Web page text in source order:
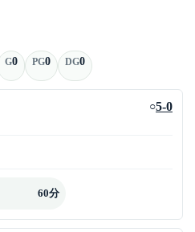
G0 PG0 DG0
○5-0
60分